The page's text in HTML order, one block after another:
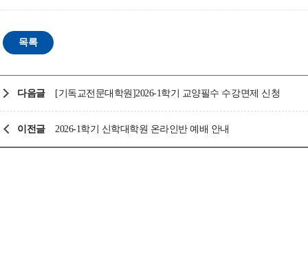
다음글 [기독교전문대학원]2026-1학기 교양필수 수강면제 신청
이전글 2026-1학기 신학대학원 온라인반 예배 안내